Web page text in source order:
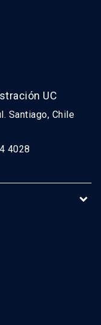
UC
Santiago, Chile
4028